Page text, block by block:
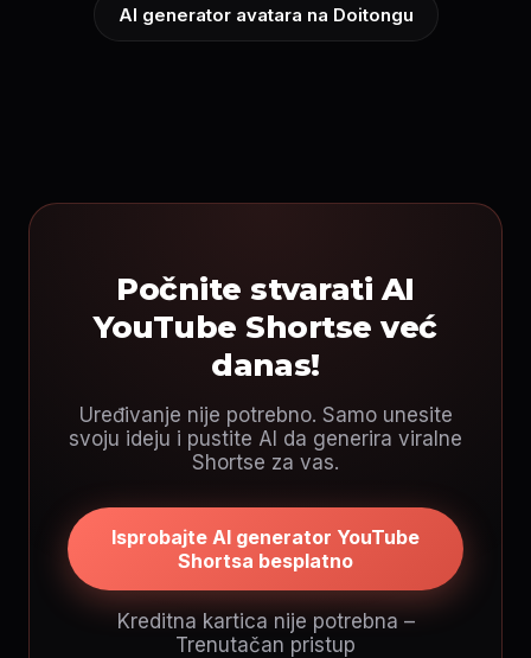
AI generator avatara na Doitongu
Počnite stvarati AI
YouTube Shortse već
danas!
Uređivanje nije potrebno. Samo unesite
svoju ideju i pustite AI da generira viralne
Shortse za vas.
Isprobajte AI generator YouTube
Shortsa besplatno
Kreditna kartica nije potrebna –
Trenutačan pristup